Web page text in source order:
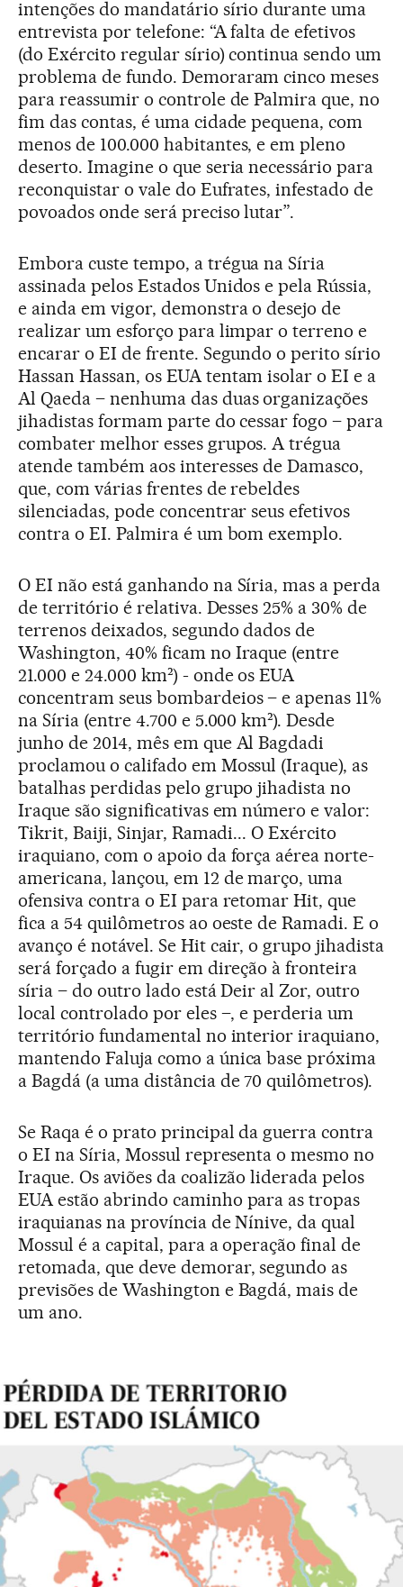
intenções do mandatário sírio durante uma
entrevista por telefone: “A falta de efetivos
(do Exército regular sírio) continua sendo um
problema de fundo. Demoraram cinco meses
para reassumir o controle de Palmira que, no
fim das contas, é uma cidade pequena, com
menos de 100.000 habitantes, e em pleno
deserto. Imagine o que seria necessário para
reconquistar o vale do Eufrates, infestado de
povoados onde será preciso lutar”.
Embora custe tempo, a trégua na Síria
assinada pelos Estados Unidos e pela Rússia,
e ainda em vigor, demonstra o desejo de
realizar um esforço para limpar o terreno e
encarar o EI de frente. Segundo o perito sírio
Hassan Hassan, os EUA tentam isolar o EI e a
Al Qaeda – nenhuma das duas organizações
jihadistas formam parte do cessar fogo – para
combater melhor esses grupos. A trégua
atende também aos interesses de Damasco,
que, com várias frentes de rebeldes
silenciadas, pode concentrar seus efetivos
contra o EI. Palmira é um bom exemplo.
O EI não está ganhando na Síria, mas a perda
de território é relativa. Desses 25% a 30% de
terrenos deixados, segundo dados de
Washington, 40% ficam no Iraque (entre
21.000 e 24.000 km²) - onde os EUA
concentram seus bombardeios – e apenas 11%
na Síria (entre 4.700 e 5.000 km²). Desde
junho de 2014, mês em que Al Bagdadi
proclamou o califado em Mossul (Iraque), as
batalhas perdidas pelo grupo jihadista no
Iraque são significativas em número e valor:
Tikrit, Baiji, Sinjar, Ramadi... O Exército
iraquiano, com o apoio da força aérea norte-
americana, lançou, em 12 de março, uma
ofensiva contra o EI para retomar Hit, que
fica a 54 quilômetros ao oeste de Ramadi. E o
avanço é notável. Se Hit cair, o grupo jihadista
será forçado a fugir em direção à fronteira
síria – do outro lado está Deir al Zor, outro
local controlado por eles –, e perderia um
território fundamental no interior iraquiano,
mantendo Faluja como a única base próxima
a Bagdá (a uma distância de 70 quilômetros).
Se Raqa é o prato principal da guerra contra
o EI na Síria, Mossul representa o mesmo no
Iraque. Os aviões da coalizão liderada pelos
EUA estão abrindo caminho para as tropas
iraquianas na província de Nínive, da qual
Mossul é a capital, para a operação final de
retomada, que deve demorar, segundo as
previsões de Washington e Bagdá, mais de
um ano.